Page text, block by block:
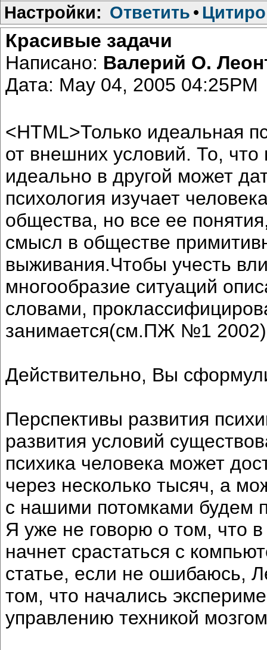
Настройки: Ответить •
Красивые задачи
Написано: Валерий О.
Дата: May 04, 2005 04:25PM
<HTML>Только идеальная
от внешних условий. То, что
идеально в другой может
психология изучает
общества, но все ее
смысл в обществе
выживания.Чтобы учесть
многообразие ситуаций
словами,
занимается(см.ПЖ №1
Действительно, Вы
Перспективы развития
развития условий
психика человека может
через несколько тысяч, а
с нашими потомками будем
Я уже не говорю о том, что
начнет срастаться с
статье, если не ошибаюсь,
том, что начались
управлению техникой